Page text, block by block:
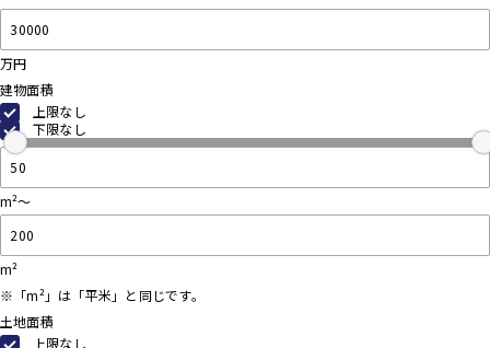
万円
建物面積
上限なし
下限なし
m²～
m²
※「m²」は「平米」と同じです。
土地面積
上限なし